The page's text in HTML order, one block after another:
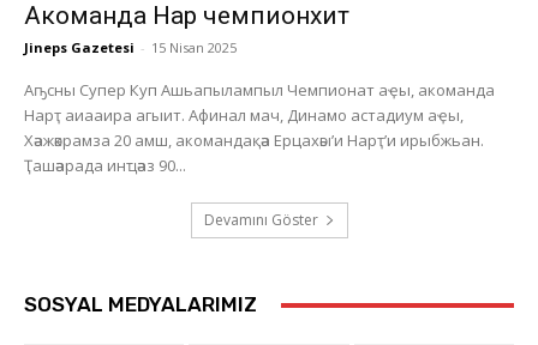
Акоманда Нарҭ чемпионхит
Jineps Gazetesi - 15 Nisan 2025
Аҧсны Супер Куп Ашьапылампыл Чемпионат аҿы, акоманда
Нарҭ аиааира агыит. Афинал мач, Динамо астадиум аҿы,
Хәажәкрамза 20 амш, акомандақәа Ерцахәы’и Нарҭ’и ирыбжьан.
Ҭашәарада инҵәаз 90...
Devamını Göster
SOSYAL MEDYALARIMIZ